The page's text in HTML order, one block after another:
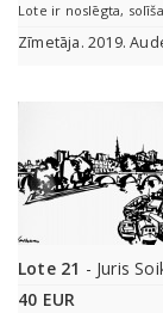
Lote ir noslēgta,
Zīmetāja. 2019.
Lote 21 - Juris
40 EUR